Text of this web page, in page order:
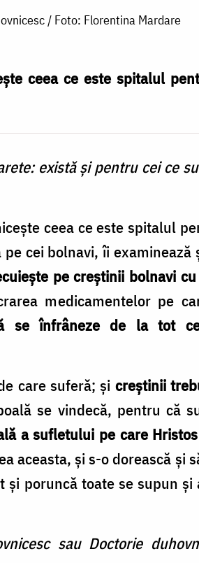
/ Foto: Florentina Mardare
ceea ce este spitalul
există și pentru cei ce
ceea ce este spitalul
cei bolnavi, îi
pe creștinii bolnavi
medicamentelor pe
se înfrâneze de la tot
care suferă; și creștinii
se vindecă, pentru că
a sufletului pe care
aceasta, și s-o dorească și
poruncă toate se supun
sau Doctorie